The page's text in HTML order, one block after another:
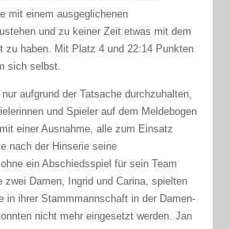
mit einem ausgeglichenen
und zu keiner Zeit etwas mit dem
zu haben. Mit Platz 4 und 22:14 Punkten
sich selbst.
aufgrund der Tatsache durchzuhalten,
und Spieler auf dem Meldebogen
einer Ausnahme, alle zum Einsatz
nach der Hinserie seine
ein Abschiedsspiel für sein Team
zwei Damen, Ingrid und Carina, spielten
in ihrer Stammmannschaft in der Damen-
nicht mehr eingesetzt werden. Jan